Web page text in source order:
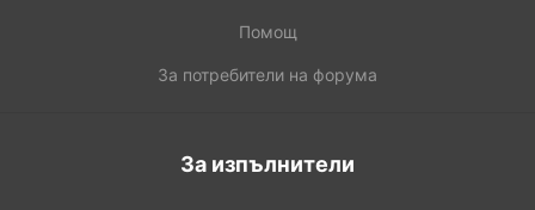
Помощ
За потребители на форума
За изпълнители